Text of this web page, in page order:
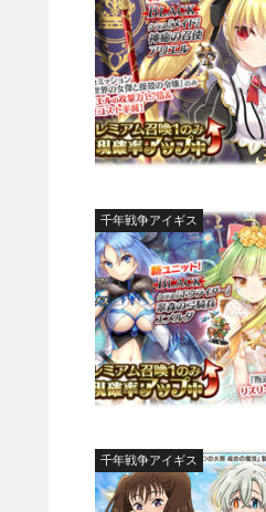
千年戦争アイギス
千年戦争アイギス